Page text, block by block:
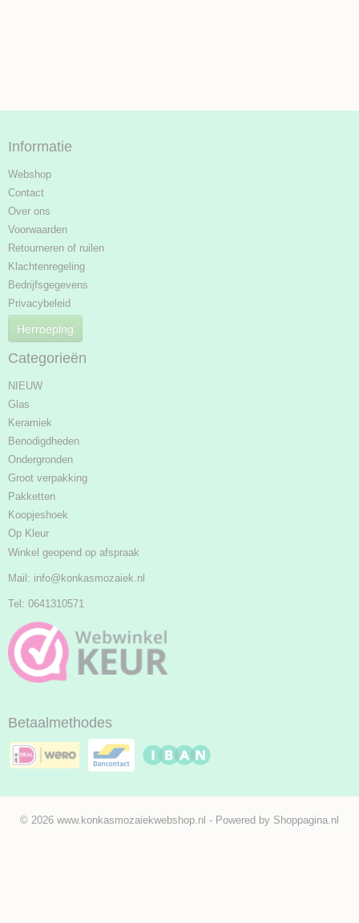
Informatie
Webshop
Contact
Over ons
Voorwaarden
Retourneren of ruilen
Klachtenregeling
Bedrijfsgegevens
Privacybeleid
Herroeping
Categorieën
NIEUW
Glas
Keramiek
Benodigdheden
Ondergronden
Groot verpakking
Pakketten
Koopjeshoek
Op Kleur
Winkel geopend op afspraak
Mail: info@konkasmozaiek.nl
Tel: 0641310571
Betaalmethodes
© 2026 www.konkasmozaiekwebshop.nl - Powered by Shoppagina.nl